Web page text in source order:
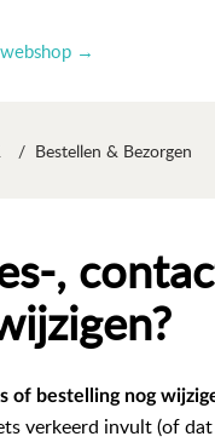
→
Bestellen & Bezorgen
,
of bestelling nog
verkeerd invult (of